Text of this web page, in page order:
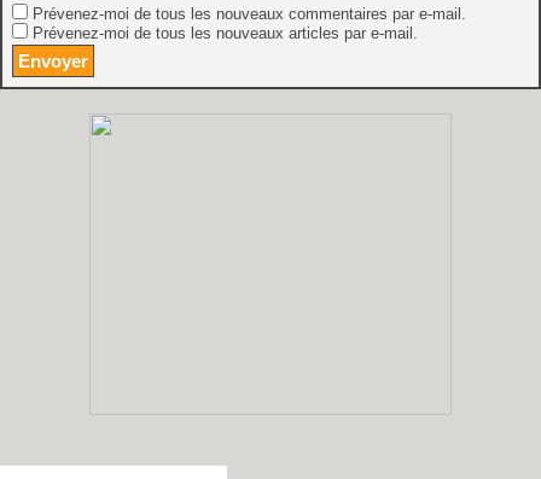
Prévenez-moi de tous les nouveaux commentaires par e-mail.
Prévenez-moi de tous les nouveaux articles par e-mail.